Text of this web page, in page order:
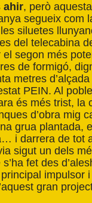
ahir, però
segueix com
siluetes
del telecabina
segon més
de formigó,
metres d’alçada
PEIN. Al
és més trist, la
d’obra mig
grua plantada,
i darrera de tot
sigut un dels
fet des
impulsor
gran